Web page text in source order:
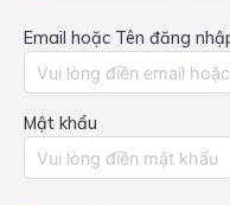
Email hoặc Tên đăng
Mật khẩu